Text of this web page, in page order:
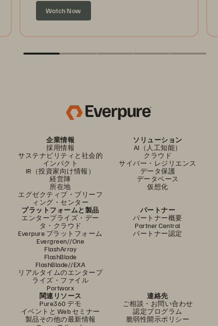
Watch Now
企業情報
採用情報
サステナビリティと社会的
インパクト
IR（投資家向け情報）
経営陣
所在地
エグゼクティブ・ブリーフ
ィング・センター
ソリューション
AI（人工知能）
クラウド
サイバー・レジリエンス
データ保護
データベース
仮想化
プラットフォームと製品
エンタープライズ・デー
タ・クラウド
Everpure プラットフォーム
Evergreen//One
FlashArray
FlashBlade
FlashBlade//EXA
リアルタイムのエンタープ
ライズ・ファイル
Portworx
パートナー
パートナー概要
Partner Central
パートナー認定
関連リソース
Pure360 デモ
イベントと Web セミナー
製品その他の最新情報
連絡先
ご相談・お問い合わせ
認定プログラム
脆弱性開示ポリシー